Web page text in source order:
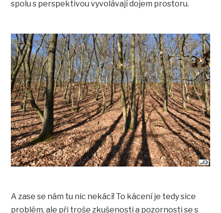
spolu s perspektivou vyvolávají dojem prostoru.
A zase se nám tu nic nekácí! To kácení je tedy sice
problém, ale při troše zkušenosti a pozornosti se s